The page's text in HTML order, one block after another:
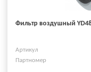
Фильтр воздушный
Артикул
Партномер